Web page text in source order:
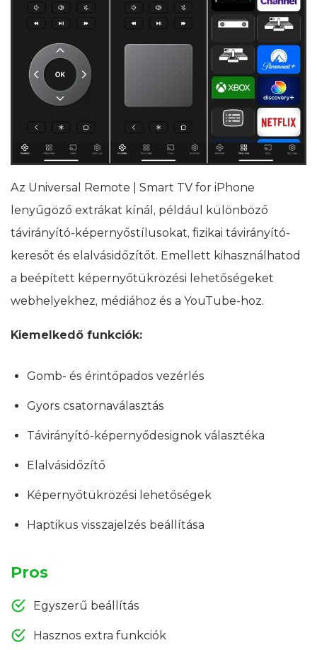
Az Universal Remote | Smart TV for iPhone
lenyűgöző extrákat kínál, például különböző
távirányító-képernyőstílusokat, fizikai távirányító-
keresőt és elalvásidőzítőt. Emellett kihasználhatod
a beépített képernyőtükrözési lehetőségeket
webhelyekhez, médiához és a YouTube-hoz.
Kiemelkedő funkciók:
Gomb- és érintőpados vezérlés
Gyors csatornaválasztás
Távirányító-képernyődesignok választéka
Elalvásidőzítő
Képernyőtükrözési lehetőségek
Haptikus visszajelzés beállítása
Pros
Egyszerű beállítás
Hasznos extra funkciók